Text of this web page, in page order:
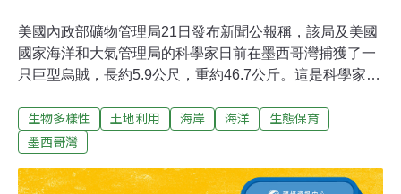
美國內政部礦物管理局21日發布新聞公報稱，該局及美國
國家海洋和大氣管理局的科學家日前在墨西哥灣捕獲了一
只巨型烏賊，長約5.9公尺，重約46.7公斤。這是科學家首
在路易斯安那州沿海地區研究抹香鯨的飲食習慣時，在水
下1500英尺（約457公尺）處捕獲了這只烏賊。這只烏賊
送往美國國家自然歷史博物館，以便開展進一步研究。巨
生物多樣性 土地利用 海岸 海洋
生態保育
墨西哥灣